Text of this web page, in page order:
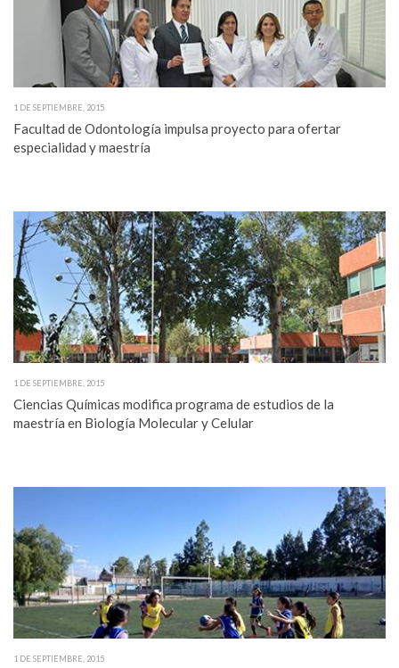
1 DE SEPTIEMBRE, 2015
Facultad de Odontología impulsa proyecto para ofertar
especialidad y maestría
1 DE SEPTIEMBRE, 2015
Ciencias Químicas modifica programa de estudios de la
maestría en Biología Molecular y Celular
1 DE SEPTIEMBRE, 2015